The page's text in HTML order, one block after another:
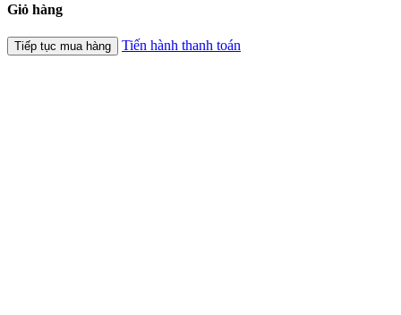
Giỏ hàng
Tiếp tục mua hàng Tiến hành thanh toán